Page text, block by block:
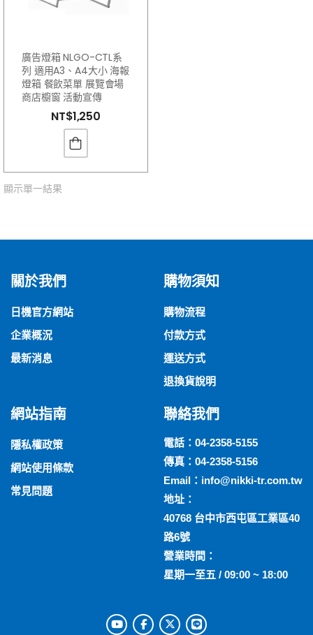
廣告燈箱 NLGO-CTL系
列 適用A3、A4大小 海報
燈箱 餐飲菜單 展覽會場
商店櫥窗 活動宣傳
NT$1,250
顯示單一結果
關於我們
日機官方網站
企業概況
最新消息
購物須知
購物流程
付款方式
運送方式
退換貨說明
網站指南
隱私權政策
網站使用條款
常見問題
聯絡我們
電話： 04-2358-5155
傳真：04-2358-5156
Email： info@nikki-tr.com.tw
地址：
40768 台中市西屯區工業區40
路6號
營業時間：
星期一至五 / 09:00 ~ 18:00